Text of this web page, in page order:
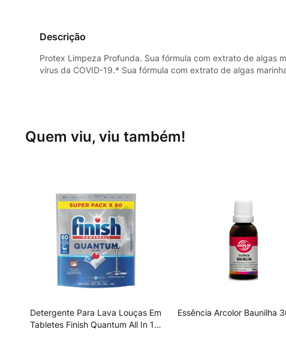
Descrição
Protex Limpeza Profunda. Sua fórmula com extrato de algas
vírus da COVID-19.* Sua fórmula com extrato de algas
Quem viu, viu também!
Detergente Para Lava Louças Em
Tabletes Finish Quantum All In 1
Essência Arcolor Baunilha